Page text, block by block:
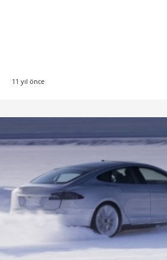
11 yıl önce